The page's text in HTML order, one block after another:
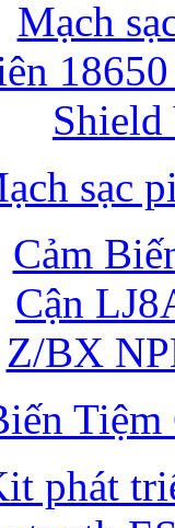
sạc